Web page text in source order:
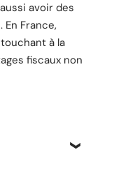
avoir des
France,
à la
fiscaux non